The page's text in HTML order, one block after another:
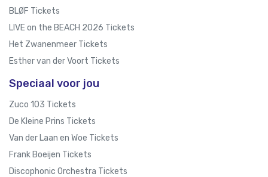
BLØF Tickets
LIVE on the BEACH 2026 Tickets
Het Zwanenmeer Tickets
Esther van der Voort Tickets
Speciaal voor jou
Zuco 103 Tickets
De Kleine Prins Tickets
Van der Laan en Woe Tickets
Frank Boeijen Tickets
Discophonic Orchestra Tickets